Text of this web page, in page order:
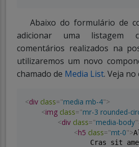
Abaixo do formulário de
adicionar uma listagem
comentários realizados na
utilizaremos um novo
chamado de Media List. Veja no
<div class="media mb-4">
<img class="mr-3 rounded-
<div class="media-body"
<h5 class="mt-0">
Cras sit